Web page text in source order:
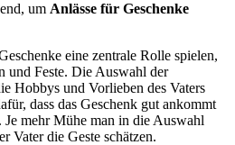
um Anlässe für Geschenke
eine zentrale Rolle spielen,
und Feste. Die Auswahl der
Hobbys und Vorlieben des Vaters
dass das Geschenk gut ankommt
mehr Mühe man in die Auswahl
Vater die Geste schätzen.